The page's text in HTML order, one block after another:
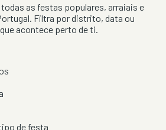
as festas populares, arraiais e
Filtra por distrito, data ou
acontece perto de ti.
de festa